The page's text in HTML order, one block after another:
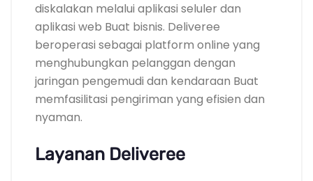
diskalakan melalui aplikasi seluler dan
aplikasi web Buat bisnis. Deliveree
beroperasi sebagai platform online yang
menghubungkan pelanggan dengan
jaringan pengemudi dan kendaraan Buat
memfasilitasi pengiriman yang efisien dan
nyaman.
Layanan Deliveree